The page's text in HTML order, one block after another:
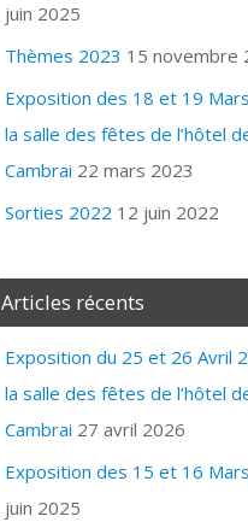
juin 2025
Thèmes 2023 15 novembre
Exposition des 18 et 19
la salle des fêtes de l’hôtel
Cambrai 22 mars 2023
Sorties 2022 12 juin 2022
Articles récents
Exposition du 25 et 26 Avril
la salle des fêtes de l’hôtel
Cambrai 27 avril 2026
Exposition des 15 et 16
juin 2025